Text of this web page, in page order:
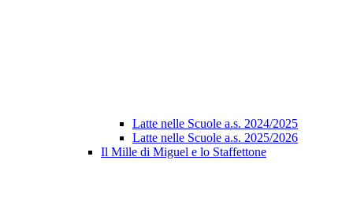
Latte nelle Scuole a.s. 2024/2025
Latte nelle Scuole a.s. 2025/2026
Il Mille di Miguel e lo Staffettone